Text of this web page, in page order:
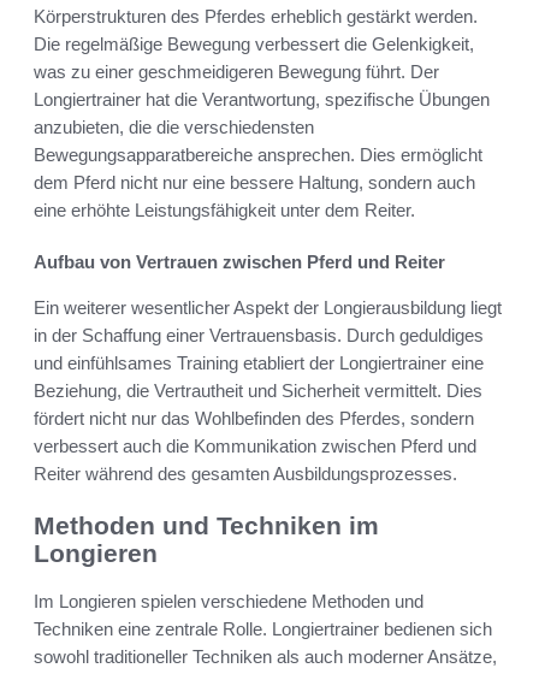
Körperstrukturen des Pferdes erheblich gestärkt werden.
Die regelmäßige Bewegung verbessert die Gelenkigkeit,
was zu einer geschmeidigeren Bewegung führt. Der
Longiertrainer hat die Verantwortung, spezifische Übungen
anzubieten, die die verschiedensten
Bewegungsapparatbereiche ansprechen. Dies ermöglicht
dem Pferd nicht nur eine bessere Haltung, sondern auch
eine erhöhte Leistungsfähigkeit unter dem Reiter.
Aufbau von Vertrauen zwischen Pferd und Reiter
Ein weiterer wesentlicher Aspekt der Longierausbildung liegt
in der Schaffung einer Vertrauensbasis. Durch geduldiges
und einfühlsames Training etabliert der Longiertrainer eine
Beziehung, die Vertrautheit und Sicherheit vermittelt. Dies
fördert nicht nur das Wohlbefinden des Pferdes, sondern
verbessert auch die Kommunikation zwischen Pferd und
Reiter während des gesamten Ausbildungsprozesses.
Methoden und Techniken im
Longieren
Im Longieren spielen verschiedene Methoden und
Techniken eine zentrale Rolle. Longiertrainer bedienen sich
sowohl traditioneller Techniken als auch moderner Ansätze,